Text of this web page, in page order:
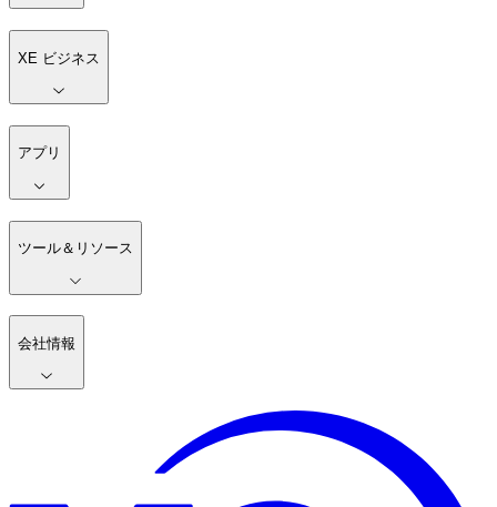
XE ビジネス
アプリ
ツール＆リソース
会社情報